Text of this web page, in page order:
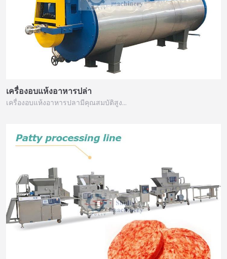
เครื่องอบแห้งอาหารปล่า
เครื่องอบแห้งอาหารปลามีคุณสมบัติสูง…